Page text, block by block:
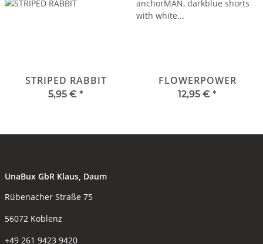
STRIPED RABBIT
5,95 € *
FLOWERPOWER
12,95 € *
UnaBux GbR Klaus, Daum
Rübenacher Straße 75
56072 Koblenz
+49 261 9423 9420